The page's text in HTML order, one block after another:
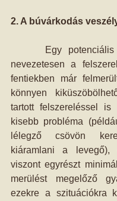
2. A búvárkodás
nevezetesen a
fentiekben már
könnyen
tartott felszereléssel
kisebb probléma
lélegző csövön
kiáramlani a levegő),
viszont egyrészt
merülést megelőző
ezekre a szituációkra